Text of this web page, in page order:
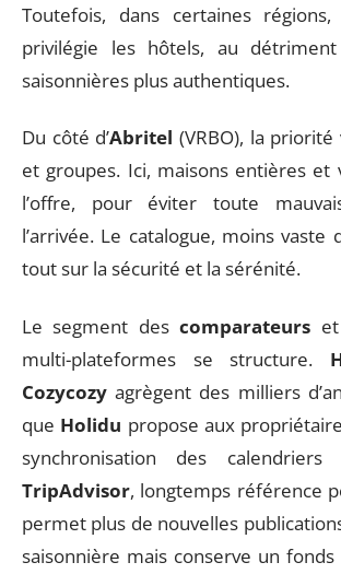
Toutefois, dans certaines
privilégie les hôtels, au
saisonnières plus authentiques.
Du côté d’Abritel (VRBO), la
et groupes. Ici, maisons entières et
l’offre, pour éviter toute
l’arrivée. Le catalogue, moins vaste
tout sur la sécurité et la sérénité.
Le segment descomparateurs
multi-plateformes se structure.
Cozycozy agrègent des milliers
que Holidu propose aux
synchronisation des
TripAdvisor, longtemps référence
permet plus de nouvelles
saisonnière mais conserve un fonds